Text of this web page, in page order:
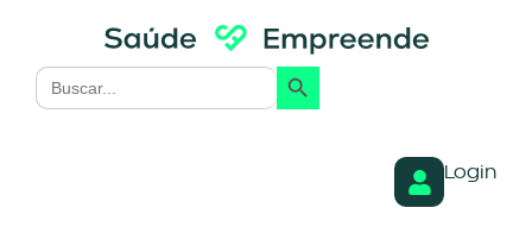
Search
for:
Search Button
Login